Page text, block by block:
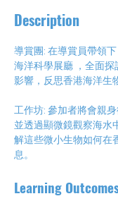
Description
導賞團: 在導賞員帶領
海洋科學展廳 ，全面探
影響，反思香港海洋生
工作坊: 參加者將會親
並透過顯微鏡觀察海水
解這些微小生物如何在
息。
Learning